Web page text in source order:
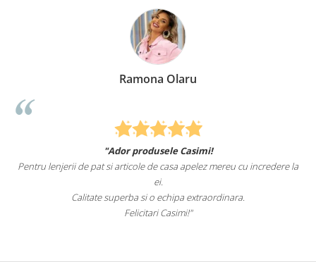
Ramona Olaru
"Ador produsele Casimi!
lenjerii de pat si articole de casa apelez mereu cu incredere la
Calitate superba si o echipa extraordinara.
Felicitari Casimi!"